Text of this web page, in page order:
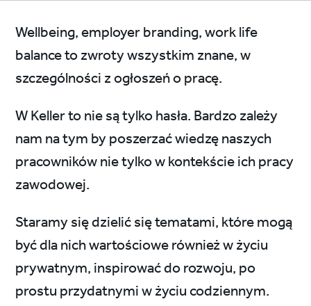
Wellbeing, employer branding, work life
balance to zwroty wszystkim znane, w
szczególności z ogłoszeń o pracę.
W Keller to nie są tylko hasła. Bardzo zależy
nam na tym by poszerzać wiedzę naszych
pracowników nie tylko w kontekście ich pracy
zawodowej.
Staramy się dzielić się tematami, które mogą
być dla nich wartościowe również w życiu
prywatnym, inspirować do rozwoju, po
prostu przydatnymi w życiu codziennym.